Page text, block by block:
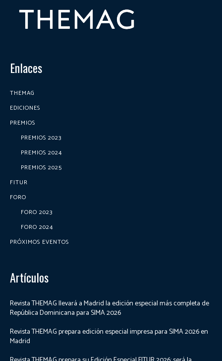
Enlaces
THEMAG
EDICIONES
PREMIOS
PREMIOS 2023
PREMIOS 2024
PREMIOS 2025
FITUR
FORO
FORO 2023
FORO 2024
PRÓXIMOS EVENTOS
Artículos
Revista THEMAG llevará a Madrid la edición especial más completa de
República Dominicana para SIMA 2026
Revista THEMAG prepara edición especial impresa para SIMA 2026 en
Madrid